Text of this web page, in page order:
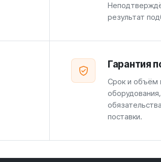
результат
Гарантия
Срок и объём
поставки.